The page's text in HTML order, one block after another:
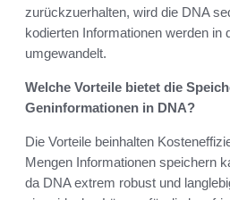
zurückzuerhalten, wird die DNA
kodierten Informationen werden in
umgewandelt.
Welche Vorteile bietet die
Geninformationen in DNA?
Die Vorteile beinhalten
Mengen Informationen speichern
da DNA extrem robust und